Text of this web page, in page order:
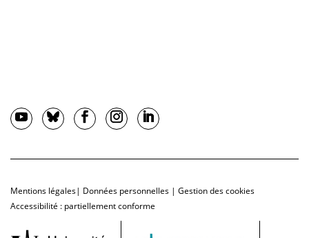
Mentions légales| Données personnelles | Gestion des cookies
Accessibilité : partiellement conforme